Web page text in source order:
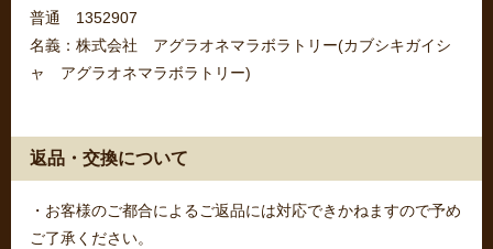
普通 1352907
名義：株式会社 アグラオネマラボラトリー(カブシキガイシ
ャ アグラオネマラボラトリー)
返品・交換について
・お客様のご都合によるご返品には対応できかねますので予め
ご了承ください。